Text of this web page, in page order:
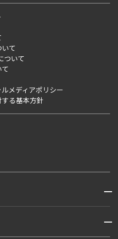
）
業部取り扱い物件入居申込
て
ついて
メディアポリシー
る基本方針
開閉
開閉